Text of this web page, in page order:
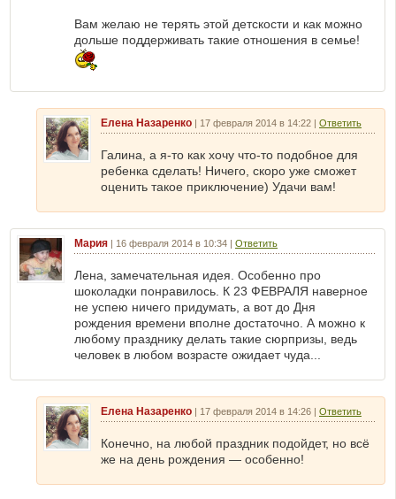
Вам желаю не терять этой детскости и как можно
дольше поддерживать такие отношения в семье!
Елена Назаренко | 17 февраля 2014 в 14:22 | Ответить
Галина, а я-то как хочу что-то подобное для
ребенка сделать! Ничего, скоро уже сможет
оценить такое приключение) Удачи вам!
Мария | 16 февраля 2014 в 10:34 | Ответить
Лена, замечательная идея. Особенно про
шоколадки понравилось. К 23 ФЕВРАЛЯ наверное
не успею ничего придумать, а вот до Дня
рождения времени вполне достаточно. А можно к
любому празднику делать такие сюрпризы, ведь
человек в любом возрасте ожидает чуда...
Елена Назаренко | 17 февраля 2014 в 14:26 | Ответить
Конечно, на любой праздник подойдет, но всё
же на день рождения — особенно!